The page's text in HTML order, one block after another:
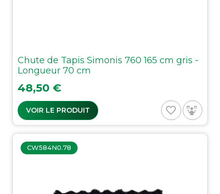
Chute de Tapis Simonis 760 165 cm gris -
Longueur 70 cm
Prix
48,50 €
VOIR LE PRODUIT favorite_border
CW584N0.78